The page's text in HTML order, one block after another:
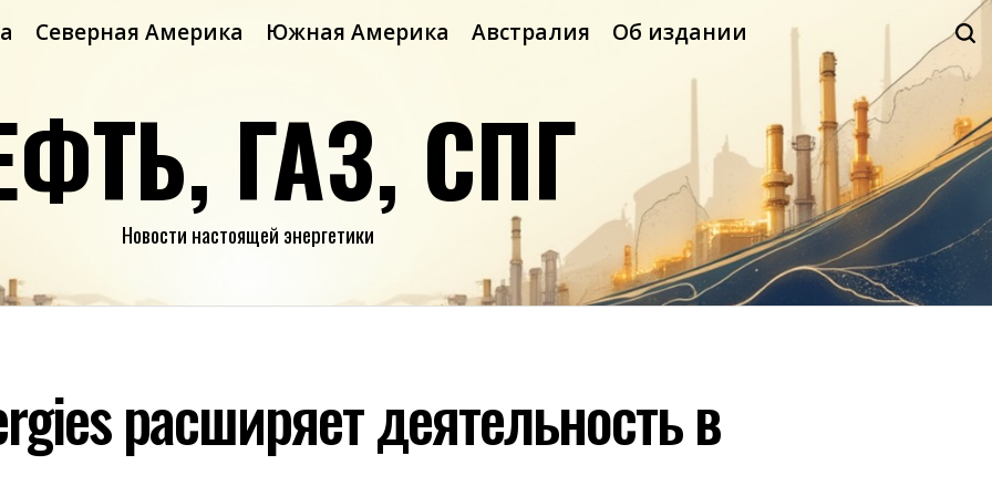
Северная Америка Южная Америка Австралия Об издании
ГАЗ, СПГ
Новости настоящей энергетики
расширяет деятельность в